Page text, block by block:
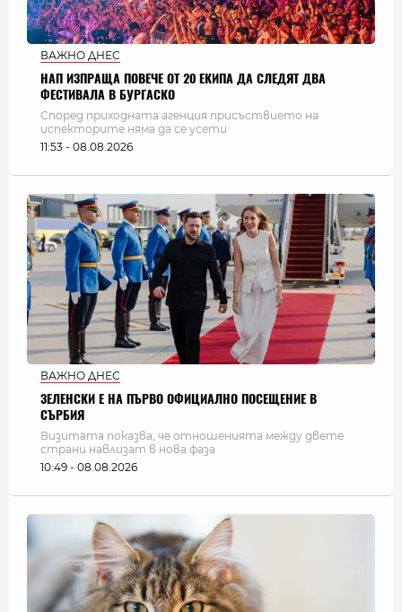
ВАЖНО ДНЕС
НАП ИЗПРАЩА ПОВЕЧЕ ОТ 20 ЕКИПА ДА СЛЕДЯТ ДВА
ФЕСТИВАЛА В БУРГАСКО
Според приходната агенция присъствието на
испекторите няма да се усети
11:53 - 08.08.2026
ВАЖНО ДНЕС
ЗЕЛЕНСКИ Е НА ПЪРВО ОФИЦИАЛНО ПОСЕЩЕНИЕ В
СЪРБИЯ
Визитата показва, че отношенията между двете
страни навлизат в нова фаза
10:49 - 08.08.2026